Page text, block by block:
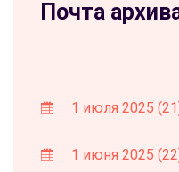
Почта
1 июля 2025
1 июня 2025